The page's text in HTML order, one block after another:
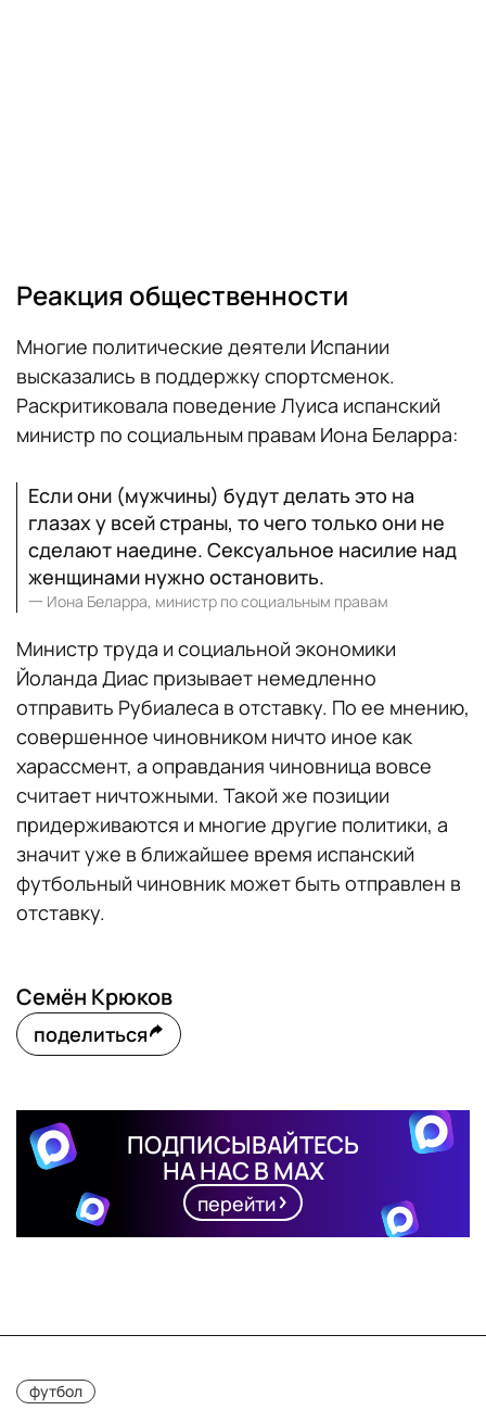
Реакция общественности
Многие политические деятели Испании
высказались в поддержку спортсменок.
Раскритиковала поведение Луиса испанский
министр по социальным правам Иона Беларра:
Если они (мужчины) будут делать это на
глазах у всей страны, то чего только они не
сделают наедине. Сексуальное насилие над
женщинами нужно остановить.
一 Иона Беларра, министр по социальным правам
Министр труда и социальной экономики
Йоланда Диас призывает немедленно
отправить Рубиалеса в отставку. По ее мнению,
совершенное чиновником ничто иное как
харассмент, а оправдания чиновница вовсе
считает ничтожными. Такой же позиции
придерживаются и многие другие политики, а
значит уже в ближайшее время испанский
футбольный чиновник может быть отправлен в
отставку.
Семён Крюков
поделиться
ПОДПИСЫВАЙТЕСЬ
НА НАС В MAX
перейти
футбол